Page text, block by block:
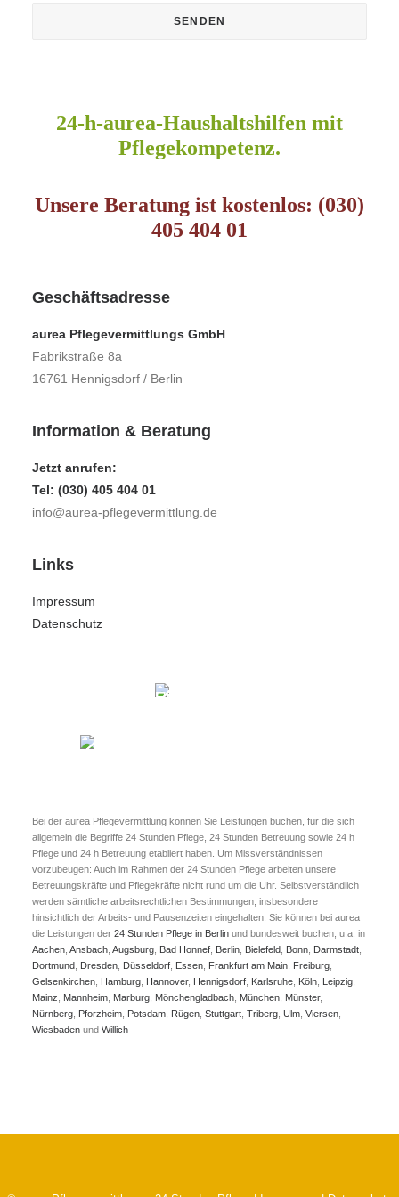
24-h-aurea-Haushaltshilfen mit
Pflegekompetenz.
Unsere Beratung ist kostenlos: (030)
405 404 01
Geschäftsadresse
aurea Pflegevermittlungs GmbH
Fabrikstraße 8a
16761 Hennigsdorf / Berlin
Information & Beratung
Jetzt anrufen:
Tel: (030) 405 404 01
info@aurea-pflegevermittlung.de
Links
Impressum
Datenschutz
Bei der aurea Pflegevermittlung können Sie Leistungen buchen, für die sich
allgemein die Begriffe 24 Stunden Pflege, 24 Stunden Betreuung sowie 24 h
Pflege und 24 h Betreuung etabliert haben. Um Missverständnissen
vorzubeugen: Auch im Rahmen der 24 Stunden Pflege arbeiten unsere
Betreuungskräfte und Pflegekräfte nicht rund um die Uhr. Selbstverständlich
werden sämtliche arbeitsrechtlichen Bestimmungen, insbesondere
hinsichtlich der Arbeits- und Pausenzeiten eingehalten. Sie können bei aurea
die Leistungen der 24 Stunden Pflege in Berlin und bundesweit buchen, u.a. in
Aachen Ansbach Augsburg Bad Honnef Berlin Bielefeld Bonn Darmstadt
Dortmund Dresden Düsseldorf Essen Frankfurt am Main Freiburg
Gelsenkirchen Hamburg Hannover, Hennigsdorf Karlsruhe Köln Leipzig
Mainz
Mannheim Marburg Mönchengladbach München Münster,
Nürnberg Pforzheim Potsdam Rügen Stuttgart Triberg Ulm Viersen
Wiesbaden und Willich